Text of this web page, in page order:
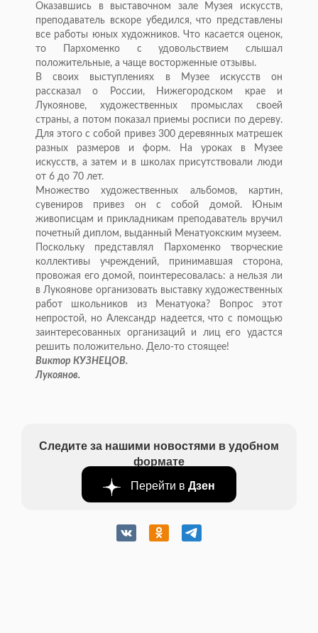
Оказавшись в выставочном зале Музея искусств,
преподаватель вскоре убедился, что представлены
все работы юных художников. Что касается оценок,
то Пархоменко с удовольствием слышал
положительные, а чаще восторженные отзывы.
В своих выступлениях в Музее искусств он
рассказал о России, Нижегородском крае и
Лукоянове, художественных промыслах своей
страны, а потом показал приемы росписи по дереву.
Для этого с собой привез 300 деревянных матрешек
разных размеров и форм. На уроках в Музее
искусств, а затем и в школах присутствовали люди
от 6 до 70 лет.
Множество художественных альбомов, картин,
сувениров привез он с собой домой. Юным
живописцам и прикладникам преподаватель вручил
почетный диплом, выданный Менатуокским музеем.
Поскольку представлял Пархоменко творческие
коллективы учреждений, принимавшая сторона,
провожая его домой, поинтересовалась: а нельзя ли
в Лукоянове организовать выставку художественных
работ школьников из Менатуока? Вопрос этот
непростой, но Александр надеется, что с помощью
заинтересованных организаций и лиц его удастся
решить положительно. Дело-то стоящее!
Виктор КУЗНЕЦОВ.
Лукоянов.
Следите за нашими новостями в удобном
формате
Перейти в Дзен